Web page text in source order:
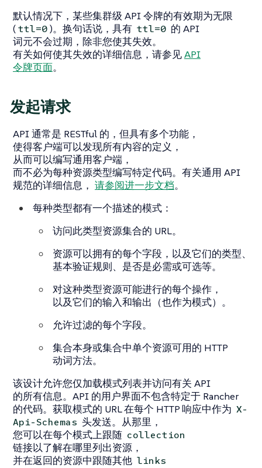
默认情况下，某些集群级 API 令牌的有效期为无限
(ttl=0)。换句话说，具有 ttl=0 的 API
词元不会过期，除非您使其失效。
有关如何使其失效的详细信息，请参见API
令牌页面。
发起请求
API 通常是 RESTful 的，但具有多个功能，
使得客户端可以发现所有内容的定义，
从而可以编写通用客户端，
而不必为每种资源类型编写特定代码。有关通用 API
规范的详细信息， 请参阅进一步文档。
每种类型都有一个描述的模式：
访问此类型资源集合的 URL。
资源可以拥有的每个字段，以及它们的类型、
基本验证规则、是否是必需或可选等。
对这种类型资源可能进行的每个操作，
以及它们的输入和输出（也作为模式）。
允许过滤的每个字段。
集合本身或集合中单个资源可用的 HTTP
动词方法。
该设计允许您仅加载模式列表并访问有关 API
的所有信息。API 的用户界面不包含特定于 Rancher
的代码。获取模式的 URL 在每个 HTTP 响应中作为 X-
Api-Schemas 头发送。从那里，
您可以在每个模式上跟随 collection
链接以了解在哪里列出资源，
并在返回的资源中跟随其他 links